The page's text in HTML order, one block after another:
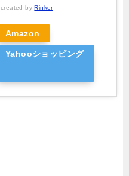
created byRinker
Amazon
Yahooショッピング